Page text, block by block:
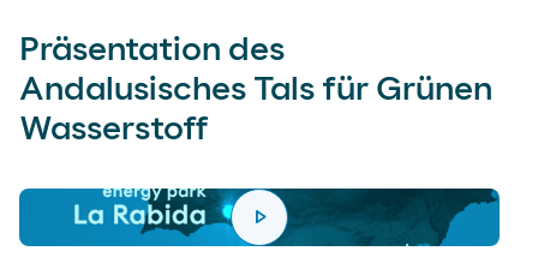
Präsentation des
Andalusisches Tals für Grünen
Wasserstoff
play_arrow
reproducir